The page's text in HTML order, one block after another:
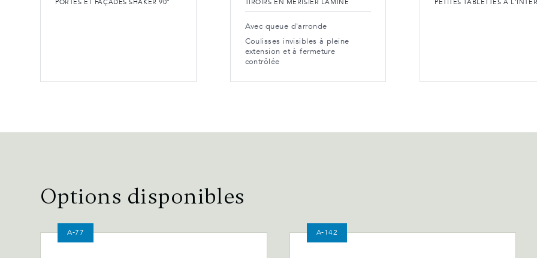
PORTES ET FAÇADES SHAKER 90° TIROIRS EN MERISIER LAMINÉ
Avec queue d'arronde
Coulisses invisibles à pleine
extension et à fermeture
contrôlée
PETITES TABLETTES À
Options disponibles
A-77 A-142